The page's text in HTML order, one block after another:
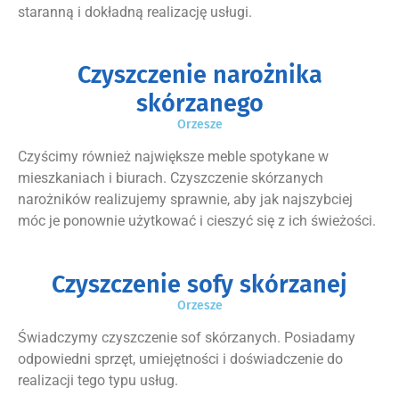
staranną i dokładną realizację usługi.
Czyszczenie narożnika
skórzanego
Orzesze
Czyścimy również największe meble spotykane w
mieszkaniach i biurach. Czyszczenie skórzanych
narożników realizujemy sprawnie, aby jak najszybciej
móc je ponownie użytkować i cieszyć się z ich świeżości.
Czyszczenie sofy skórzanej
Orzesze
Świadczymy czyszczenie sof skórzanych. Posiadamy
odpowiedni sprzęt, umiejętności i doświadczenie do
realizacji tego typu usług.